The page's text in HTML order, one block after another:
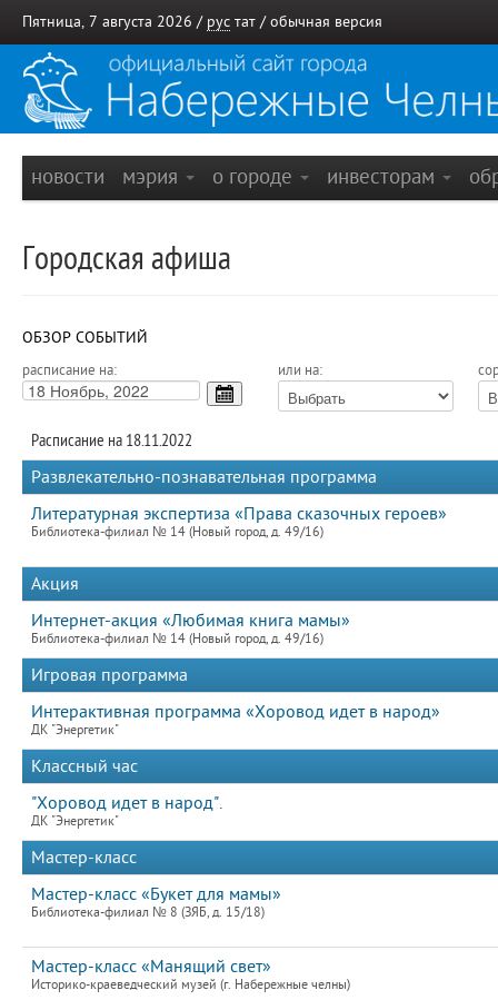
Пятница, 7 августа 2026 / рус тат / обычная версия
новости мэрия о городе инвесторам
Городская афиша
ОБЗОР СОБЫТИЙ
расписание на: или на:
Расписание на 18.11.2022
Развлекательно-познавательная программа
Литературная экспертиза «Права сказочных героев»
Библиотека-филиал № 14 (Новый город, д. 49/16)
Акция
Интернет-акция «Любимая книга мамы»
Библиотека-филиал № 14 (Новый город, д. 49/16)
Игровая программа
Интерактивная программа «Хоровод идет в народ»
ДК "Энергетик"
Классный час
"Хоровод идет в народ".
ДК "Энергетик"
Мастер-класс
Мастер-класс «Букет для мамы»
Библиотека-филиал № 8 (ЗЯБ, д. 15/18)
Мастер-класс «Манящий свет»
Историко-краеведческий музей (г. Набережные челны)